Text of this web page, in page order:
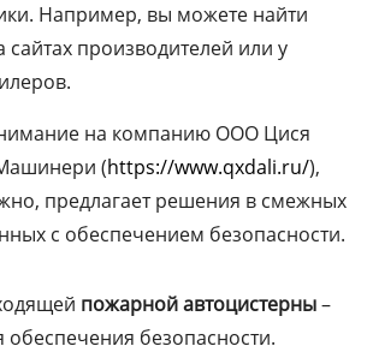
Например, вы можете найти
производителей или у
на компанию ООО Цися
(https://www.qxdali.ru/),
предлагает решения в смежных
с обеспечением безопасности.
пожарной автоцистерны–
безопасности.